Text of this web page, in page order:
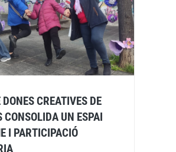
DONES CREATIVES DE
CONSOLIDA UN ESPAI
I PARTICIPACIÓ